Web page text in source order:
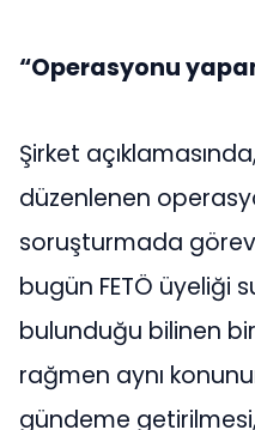
“Operasyonu
Şirket
düzenlenen
soruşturmada
bugün FETÖ üyeliği
bulunduğu bilinen
rağmen aynı
gündeme